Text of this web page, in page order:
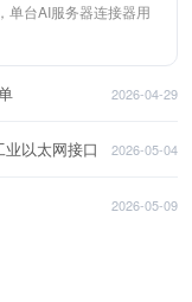
单台AI服务器连接器用
2026-04-29
以太网接口 2026-05-04
2026-05-09